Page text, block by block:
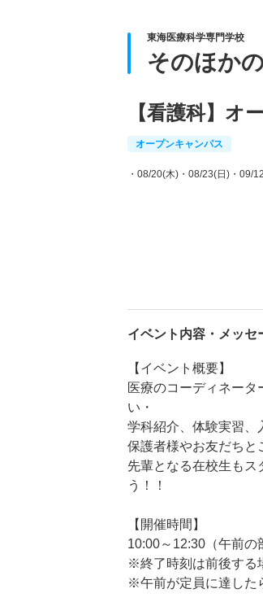
東海医療科学専門学校
そのほか
【看護科】オ
オープンキャンパス
・08/20(木) ・08/23(日) ・09/
イベント内容・メッセ
【イベント概要】
医療のコーディネー
い・
学科紹介、体験実習、
保護者様やお友だちと
先輩となる在校生もス
う！！
【開催時間】
10:00～12:30（午前の
※終了時刻は前後する
※午前が定員に達した